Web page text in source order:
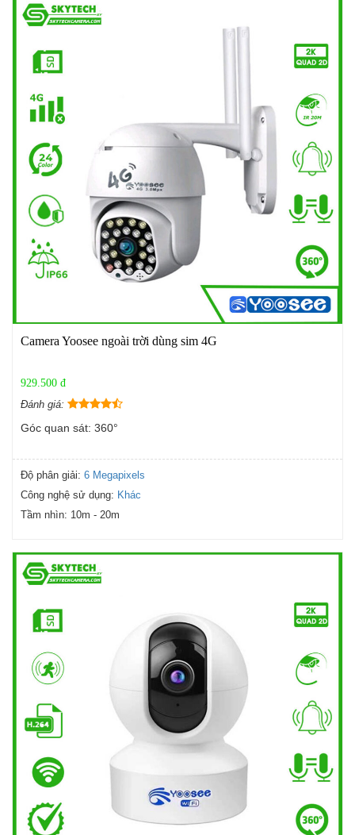
Camera Yoosee ngoài trời dùng sim 4G
929.500 đ
Đánh giá:
Góc quan sát: 360°
Độ phân giải: 6 Megapixels
Công nghệ sử dụng: Khác
Tầm nhìn: 10m - 20m